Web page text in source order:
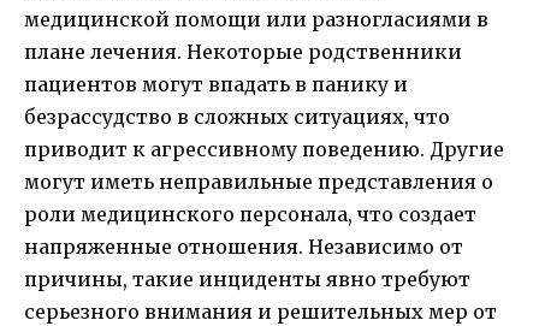
медицинской помощи или разногласиями в
плане лечения. Некоторые родственники
пациентов могут впадать в панику и
безрассудство в сложных ситуациях, что
приводит к агрессивному поведению. Другие
могут иметь неправильные представления о
роли медицинского персонала, что создает
напряженные отношения. Независимо от
причины, такие инциденты явно требуют
серьезного внимания и решительных мер от